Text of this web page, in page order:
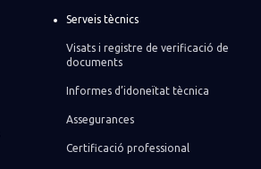
Serveis tècnics
Visats i registre de verificació de
documents
Informes d’idoneïtat tècnica
Assegurances
Certificació professional